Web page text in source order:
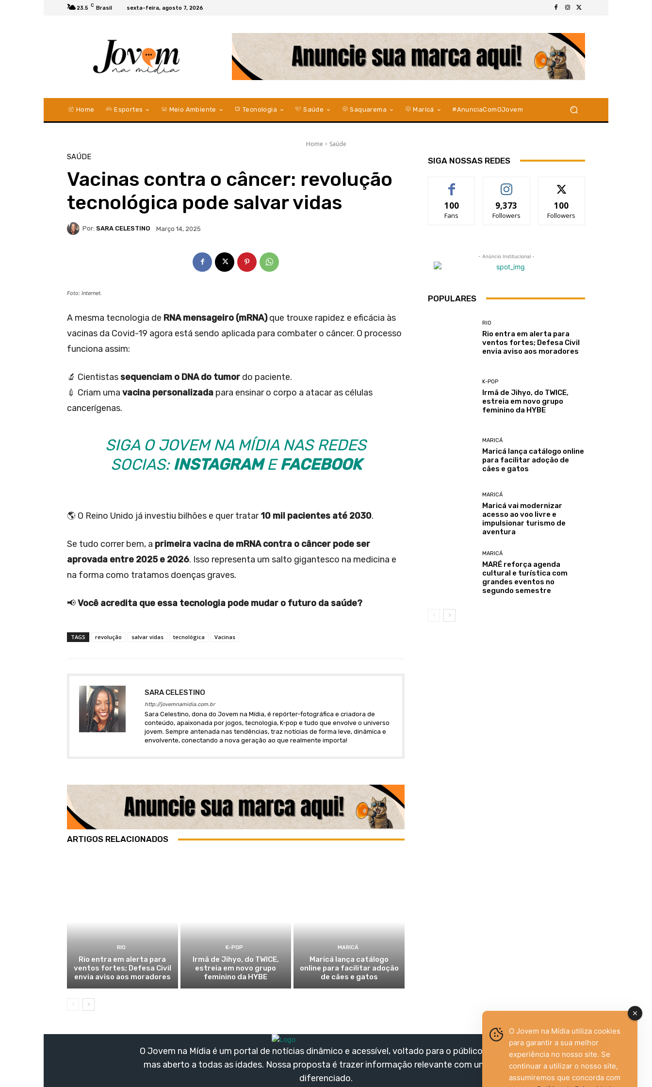
23.5 C Brasil sexta-feira, agosto 7, 2026
Home Esportes Meio Ambiente Tecnologia Saúde Saquarema Maricá #AnunciaComOJovem
Home Saúde
SAÚDE
Vacinas contra o câncer: revolução
tecnológica pode salvar vidas
Por: SARA CELESTINO Março 14, 2025
Foto: Internet.
A mesma tecnologia de RNA mensageiro (mRNA)que trouxe rapidez e eficácia às
vacinas da Covid-19 agora está sendo aplicada para combater o câncer. O processo
funciona assim:
🔬 Cientistas sequenciam o DNA do tumor do paciente.
💉 Criam uma vacina personalizada para ensinar o corpo a atacar as células
cancerígenas.
SIGA O JOVEM NA MÍDIA NAS REDES
SOCIAS: INSTAGRAMEFACEBOOK
🌎 O Reino Unido já investiu bilhões e quer tratar10 mil pacientes até 2030.
Se tudo correr bem, a primeira vacina de mRNA contra o câncer pode ser
aprovada entre 2025 e 2026. Isso representa um salto gigantesco na medicina e
na forma como tratamos doenças graves.
📢Você acredita que essa tecnologia pode mudar o futuro da saúde?
TAGS revolução salvar vidas tecnológica Vacinas
SARA CELESTINO
http://jovemnamidia.com.br
Sara Celestino, dona do Jovem na Mídia, é repórter-fotográfica e criadora de
conteúdo, apaixonada por jogos, tecnologia, K-pop e tudo que envolve o universo
jovem. Sempre antenada nas tendências, traz notícias de forma leve, dinâmica e
envolvente, conectando a nova geração ao que realmente importa!
ARTIGOS RELACIONADOS
RIO
Rio entra em alerta para
ventos fortes; Defesa Civil
envia aviso aos moradores
K-POP
Irmã de Jihyo, do TWICE,
estreia em novo grupo
feminino da HYBE
MARICÁ
Maricá lança catálogo
online para facilitar adoção
de cães e gatos
SIGA NOSSAS REDES
100
Fans
9,373
Followers
100
Followers
- Anúncio Institucional -
POPULARES
RIO
Rio entra em alerta para
ventos fortes; Defesa Civil
envia aviso aos moradores
K-POP
Irmã de Jihyo, do TWICE,
estreia em novo grupo
feminino da HYBE
MARICÁ
Maricá lança catálogo online
para facilitar adoção de
cães e gatos
MARICÁ
Maricá vai modernizar
acesso ao voo livre e
impulsionar turismo de
aventura
MARICÁ
MARÉ reforça agenda
cultural e turística com
grandes eventos no
segundo semestre
O Jovem na Mídia é um portal de notícias dinâmico e acessível, voltado para o público jovem,
mas aberto a todas as idades. Nossa proposta é trazer informação relevante com um olhar
diferenciado.
O Jovem na Mídia utiliza cookies
para garantir a sua melhor
experiência no nosso site. Se
continuar a utilizar o nosso site,
assumiremos que concorda com